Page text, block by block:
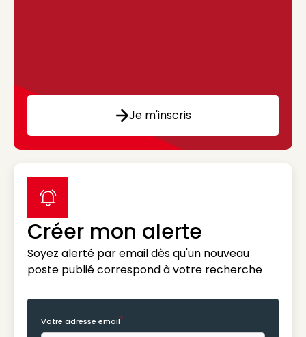
Je m'inscris
Créer mon alerte
Soyez alerté par email dès qu'un nouveau
poste publié correspond à votre recherche
label icon
Votre adresse email*